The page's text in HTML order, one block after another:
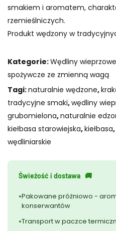
smakiem i aromatem,
rzemieślniczych.
Produkt wędzony w
Kategorie:Wędliny wieprzowe
spożywcze ze zmienną wagą
Tagi:naturalnie wędzone,
tradycyjne smaki,wędliny
grubomielona,naturalnie
kiełbasa starowiejska,kiełbasa,
wędliniarskie
Świeżość i dostawa ‎ ‎ 🚚
Pakowane próżniowo -
konserwantów
Transport w paczce